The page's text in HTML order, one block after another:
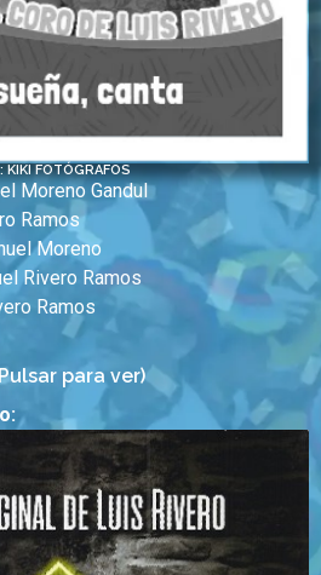
KIKI FOTÓGRAFOS
Moreno Gandul
Ramos
Moreno
Rivero Ramos
Ramos
para ver)